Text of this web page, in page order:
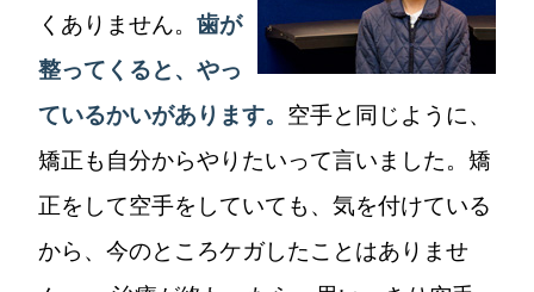
くありません。 歯が
整ってくると、やっ
ているかいがあります。 空手と同じように、
矯正も自分からやりたいって言いました。矯
正をして空手をしていても、気を付けている
から、今のところケガしたことはありませ